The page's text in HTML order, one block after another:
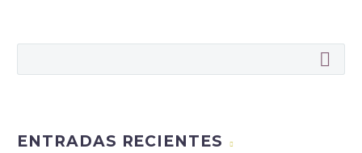
ENTRADAS RECIENTES